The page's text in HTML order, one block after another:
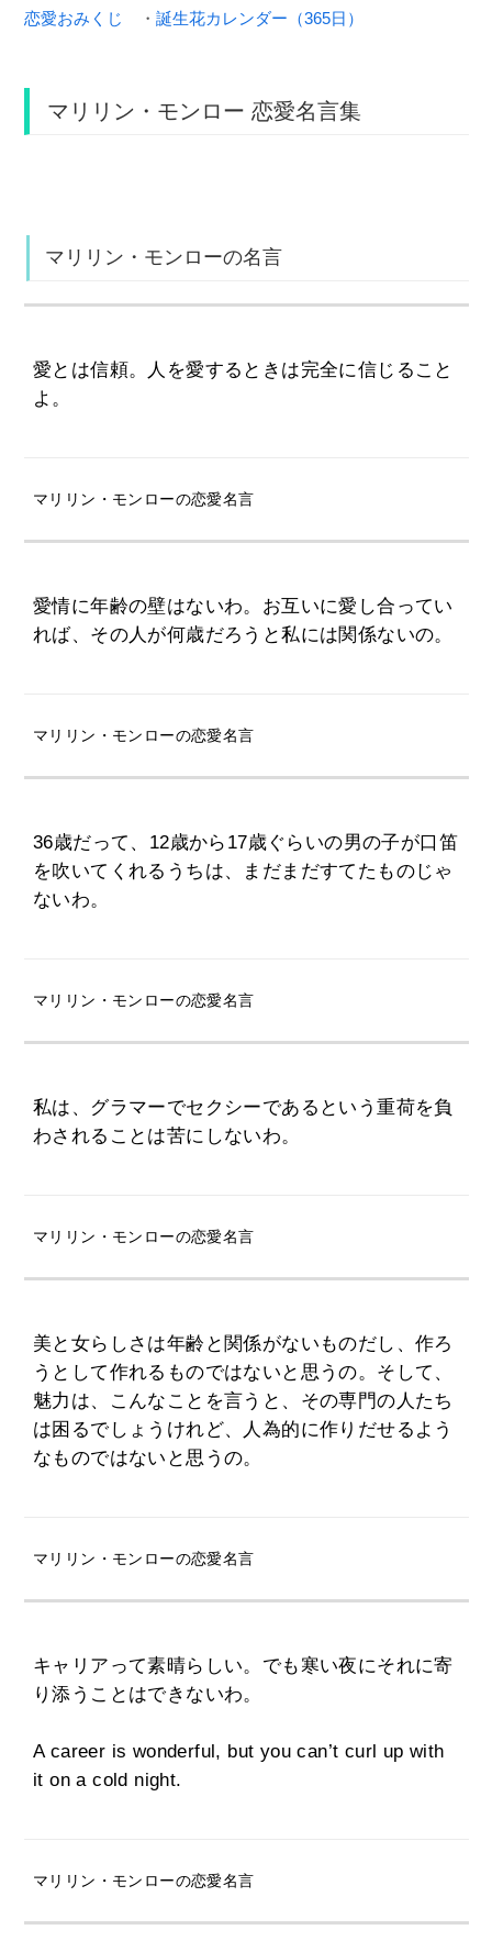
恋愛おみくじ
・ 誕生花カレンダー（365日）
マリリン・モンロー 恋愛名言集
マリリン・モンローの名言
愛とは信頼。人を愛するときは完全に信じること
よ。
マリリン・モンローの恋愛名言
愛情に年齢の壁はないわ。お互いに愛し合ってい
れば、その人が何歳だろうと私には関係ないの。
マリリン・モンローの恋愛名言
36歳だって、12歳から17歳ぐらいの男の子が口笛
を吹いてくれるうちは、まだまだすてたものじゃ
ないわ。
マリリン・モンローの恋愛名言
私は、グラマーでセクシーであるという重荷を負
わされることは苦にしないわ。
マリリン・モンローの恋愛名言
美と女らしさは年齢と関係がないものだし、作ろ
うとして作れるものではないと思うの。そして、
魅力は、こんなことを言うと、その専門の人たち
は困るでしょうけれど、人為的に作りだせるよう
なものではないと思うの。
マリリン・モンローの恋愛名言
キャリアって素晴らしい。でも寒い夜にそれに寄
り添うことはできないわ。
A career is wonderful, but you can’t curl up with
it on a cold night.
マリリン・モンローの恋愛名言